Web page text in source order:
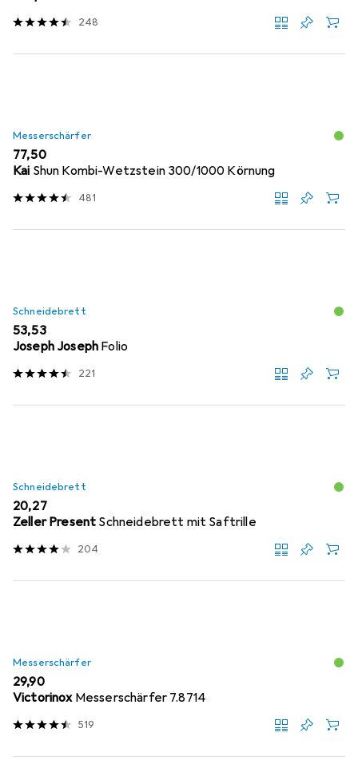
248
Messerschärfer
EUR
77,50
Kai Shun Kombi-Wetzstein 300/1000 Körnung
481
Schneidebrett
EUR
53,53
Joseph Joseph Folio
221
Schneidebrett
EUR
20,27
Zeller Present Schneidebrett mit Saftrille
204
Messerschärfer
EUR
29,90
Victorinox Messerschärfer 7.8714
519